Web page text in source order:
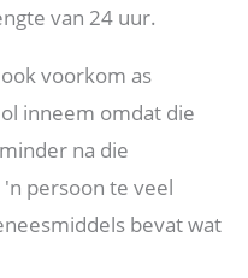
van 24 uur.
voorkom as
inneem omdat die
na die
'n persoon te veel
bevat wat